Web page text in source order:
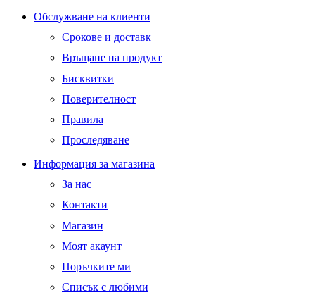
Обслужване на клиенти
Срокове и доставк
Връщане на продукт
Бисквитки
Поверителност
Правила
Проследяване
Информация за магазина
За нас
Контакти
Магазин
Моят акаунт
Поръчките ми
Списък с любими